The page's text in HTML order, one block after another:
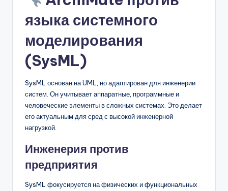
языка системного
моделирования
(SysML)
SysML основан на UML, но адаптирован для инженерии
систем. Он учитывает аппаратные, программные и
человеческие элементы в сложных системах. Это делает
его актуальным для сред с высокой инженерной
нагрузкой.
Инженерия против
предприятия
SysML фокусируется на физических и функциональных